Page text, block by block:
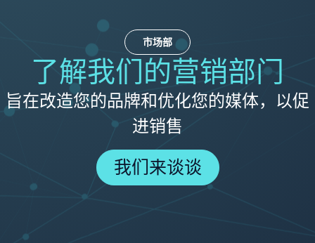
市场部
了解我们的营销部门
旨在改造您的品牌和优化您的媒体，以促
进销售
我们来谈谈